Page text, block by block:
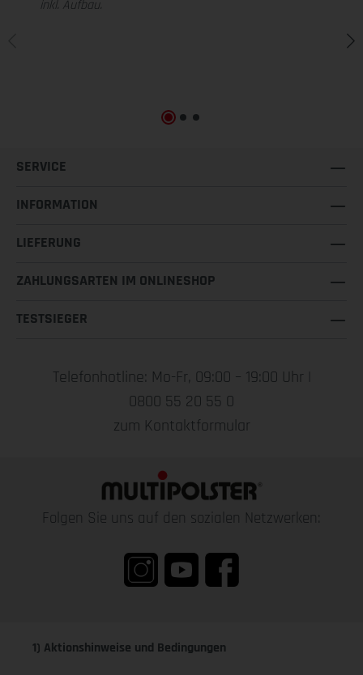
inkl. Aufbau.
SERVICE
INFORMATION
LIEFERUNG
ZAHLUNGSARTEN IM ONLINESHOP
TESTSIEGER
Telefonhotline: Mo-Fr, 09:00 – 19:00 Uhr |
0800 55 20 55 0
zum Kontaktformular
Folgen Sie uns auf den sozialen Netzwerken:
1) Aktionshinweise und Bedingungen